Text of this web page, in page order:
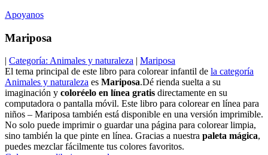
Apoyanos
Mariposa
| Categoría: Animales y naturaleza | Mariposa
El tema principal de este libro para colorear infantil de la categoría
Animales y naturaleza es Mariposa.Dé rienda suelta a su
imaginación y coloréelo en línea gratis directamente en su
computadora o pantalla móvil. Este libro para colorear en línea para
niños – Mariposa también está disponible en una versión imprimible.
No solo puede imprimir o guardar una página para colorear limpia,
sino también la que pinte en línea. Gracias a nuestra paleta mágica,
puedes mezclar fácilmente tus colores favoritos.